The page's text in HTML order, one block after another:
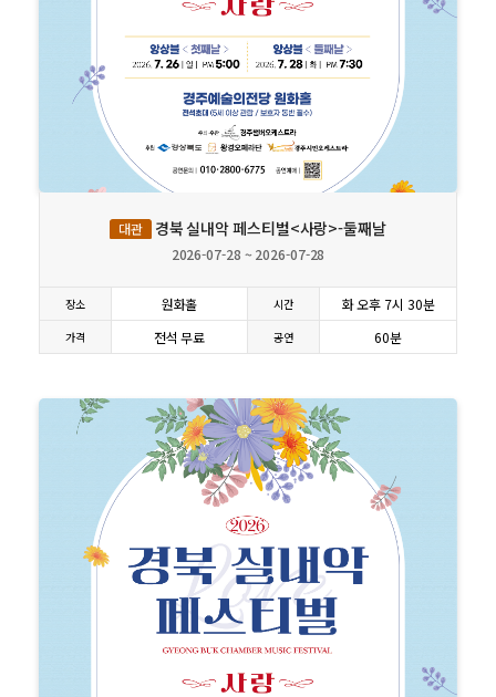
상세보기
대관 경북 실내악 페스티벌<사랑>-둘째날
2026-07-28 ~ 2026-07-28
장소 원화홀 시간 화 오후 7시 30분
가격 전석 무료 공연 60분